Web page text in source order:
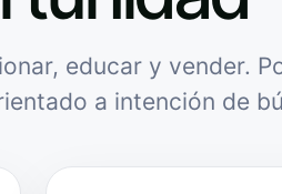
educar y vender.
a intención de